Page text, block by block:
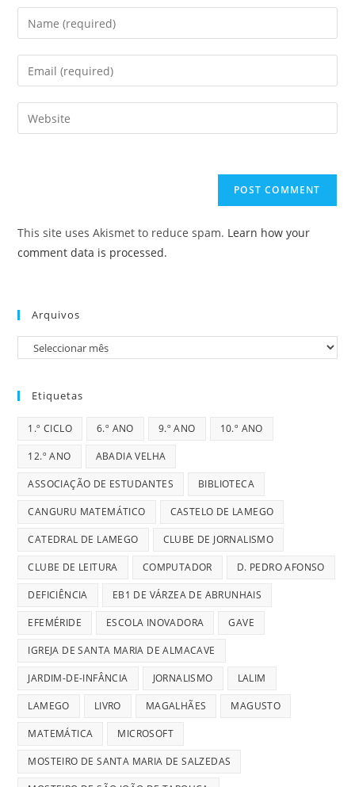
Enter
your
name
comment
Enter
your
email
address
Enter
your
This site uses Akismet to reduce spam. Learn how your
comment data is processed.
Arquivos
Arquivos
Etiquetas
1.º CICLO 6.º ANO 9.º ANO 10.º ANO
12.º ANO ABADIA VELHA
ASSOCIAÇÃO DE ESTUDANTES BIBLIOTECA
CANGURU MATEMÁTICO CASTELO DE LAMEGO
CATEDRAL DE LAMEGO CLUBE DE JORNALISMO
CLUBE DE LEITURA COMPUTADOR D. PEDRO AFONSO
DEFICIÊNCIA EB1 DE VÁRZEA DE ABRUNHAIS
EFEMÉRIDE ESCOLA INOVADORA GAVE
IGREJA DE SANTA MARIA DE ALMACAVE
JARDIM-DE-INFÂNCIA JORNALISMO LALIM
LAMEGO LIVRO MAGALHÃES MAGUSTO
MATEMÁTICA MICROSOFT
MOSTEIRO DE SANTA MARIA DE SALZEDAS